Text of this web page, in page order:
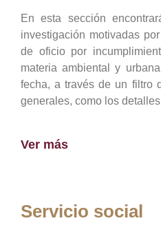
En esta sección
investigación motivadas
de oficio por
materia ambiental y
fecha, a través de un filtro
generales, como los
Ver más
Servicio social